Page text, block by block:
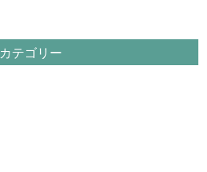
カテゴリー